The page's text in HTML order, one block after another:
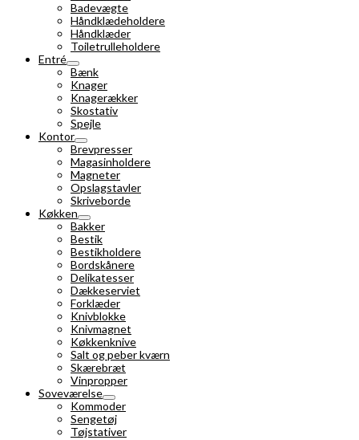
Badevægte
Håndklædeholdere
Håndklæder
Toiletrulleholdere
Entré
Bænk
Knager
Knagerækker
Skostativ
Spejle
Kontor
Brevpresser
Magasinholdere
Magneter
Opslagstavler
Skriveborde
Køkken
Bakker
Bestik
Bestikholdere
Bordskånere
Delikatesser
Dækkeserviet
Forklæder
Knivblokke
Knivmagnet
Køkkenknive
Salt og peber kværn
Skærebræt
Vinpropper
Soveværelse
Kommoder
Sengetøj
Tøjstativer